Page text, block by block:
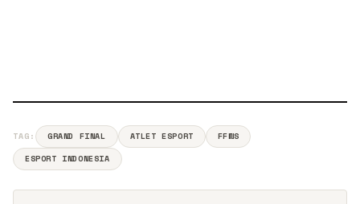
TAG: GRAND FINAL ATLET ESPORT
FFWS
ESPORT INDONESIA